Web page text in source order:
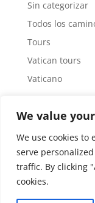
We value
We use cookies to
serve
traffic. By clicking
cookies.
Sin categorizar
Todos los
Tours
Vatican tours
Vaticano
Tag Cloud
Roma Antigua